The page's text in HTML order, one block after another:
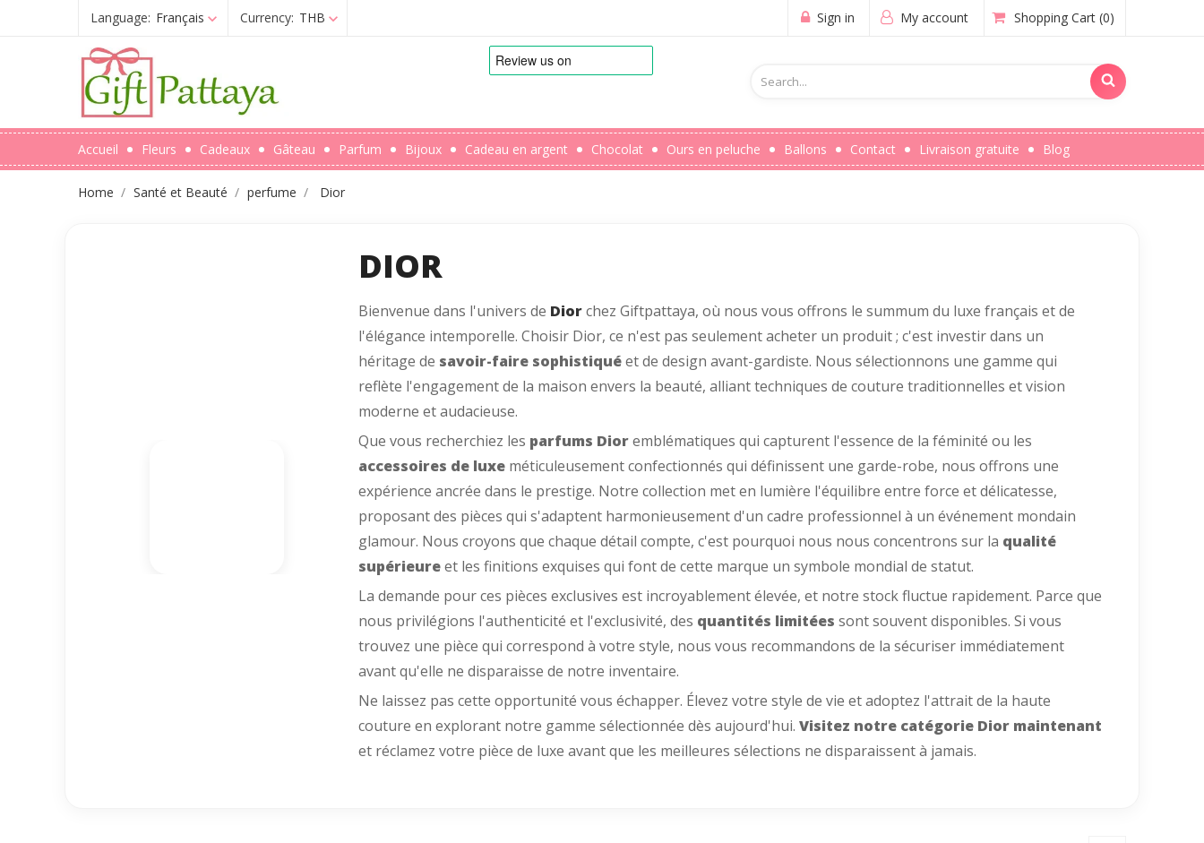
Language: Français Currency: THB My account
Sign in Shopping Cart (0)
Accueil Fleurs Cadeaux Gâteau Parfum Bijoux Cadeau en argent Chocolat Ours en peluche Ballons Contact Livraison gratuite Blog
Home Santé et Beauté perfume Dior
DIOR
Bienvenue dans l'univers de Diorchez Giftpattaya, où nous vous offrons le summum du luxe français et de
l'élégance intemporelle. Choisir Dior, ce n'est pas seulement acheter un produit ; c'est investir dans un
héritage de savoir-faire sophistiquéet de design avant-gardiste. Nous sélectionnons une gamme qui
reflète l'engagement de la maison envers la beauté, alliant techniques de couture traditionnelles et vision
moderne et audacieuse.
Que vous recherchiez les parfums Dioremblématiques qui capturent l'essence de la féminité ou les
accessoires de luxe méticuleusement confectionnés qui définissent une garde-robe, nous offrons une
expérience ancrée dans le prestige. Notre collection met en lumière l'équilibre entre force et délicatesse,
proposant des pièces qui s'adaptent harmonieusement d'un cadre professionnel à un événement mondain
glamour. Nous croyons que chaque détail compte, c'est pourquoi nous nous concentrons sur la qualité
supérieureet les finitions exquises qui font de cette marque un symbole mondial de statut.
La demande pour ces pièces exclusives est incroyablement élevée, et notre stock fluctue rapidement. Parce que
nous privilégions l'authenticité et l'exclusivité, des quantités limitées sont souvent disponibles. Si vous
trouvez une pièce qui correspond à votre style, nous vous recommandons de la sécuriser immédiatement
avant qu'elle ne disparaisse de notre inventaire.
Ne laissez pas cette opportunité vous échapper. Élevez votre style de vie et adoptez l'attrait de la haute
couture en explorant notre gamme sélectionnée dès aujourd'hui. Visitez notre catégorie Dior maintenant
et réclamez votre pièce de luxe avant que les meilleures sélections ne disparaissent à jamais.